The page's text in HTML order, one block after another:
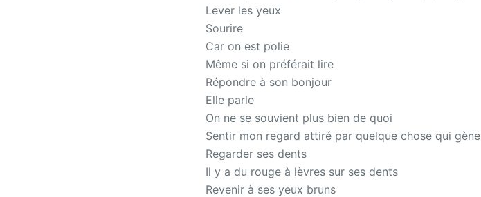
Lever les yeux
Sourire
Car on est polie
Même si on préférait lire
Répondre à son bonjour
Elle parle
On ne se souvient plus bien de quoi
Sentir mon regard attiré par quelque chose qui gène
Regarder ses dents
Il y a du rouge à lèvres sur ses dents
Revenir à ses yeux bruns